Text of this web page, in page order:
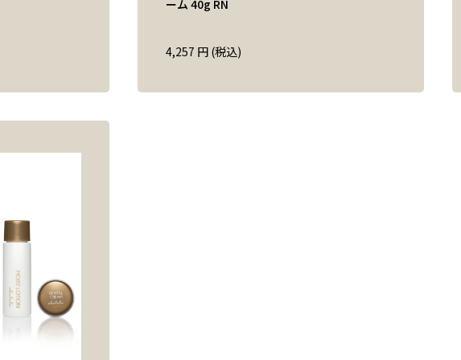
ーム 40g RN
4,257 円 (税込)